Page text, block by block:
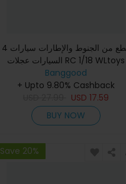
4 قطع من الجنوط والإطارات سيارات
السيارات عجلات RC 1/18 WLtoys
A959-B A979-B A959 A969
A979 K929 قطع غيار نماذج المركبات
Banggood
+ Upto 9.80% Cashback
USD 17.59
BUY NOW
Save 20%